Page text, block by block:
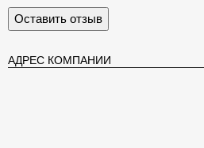
Оставить отзыв
АДРЕС КОМПАНИИ